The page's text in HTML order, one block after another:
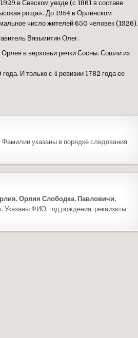
в Севском уезде (с 1861 в составе
роща». До 1954 в Орлинском
число жителей 650 человек (1926).
Вязьмитин Олег.
в верховьи речки Сосны. Сошли из
И только с 4 ревизии 1782 года ее
указаны в порядке следования
Орлия Слободка, Павловичи,
Указаны ФИО, год рождения, реквизиты